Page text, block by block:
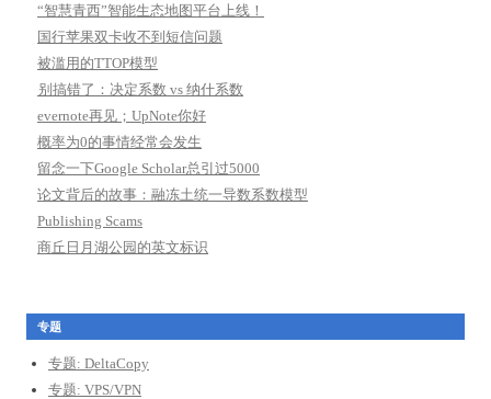
“智慧青西”智能生态地图平台上线！
国行苹果双卡收不到短信问题
被滥用的TTOP模型
别搞错了：决定系数 vs 纳什系数
evernote再见；UpNote你好
概率为0的事情经常会发生
留念一下Google Scholar总引过5000
论文背后的故事：融冻土统一导数系数模型
Publishing Scams
商丘日月湖公园的英文标识
专题
专题: DeltaCopy
专题: VPS/VPN